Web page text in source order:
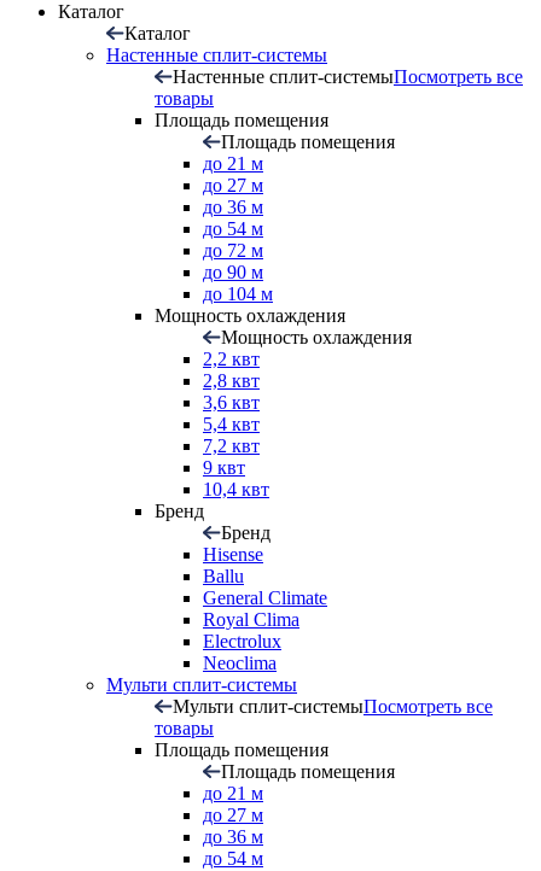
Каталог
Каталог
Настенные сплит-системы
Настенные сплит-системыПосмотреть все
товары
Площадь помещения
Площадь помещения
до 21 м
до 27 м
до 36 м
до 54 м
до 72 м
до 90 м
до 104 м
Мощность охлаждения
Мощность охлаждения
2,2 квт
2,8 квт
3,6 квт
5,4 квт
7,2 квт
9 квт
10,4 квт
Бренд
Бренд
Hisense
Ballu
General Climate
Royal Clima
Electrolux
Neoclima
Мульти сплит-системы
Мульти сплит-системыПосмотреть все
товары
Площадь помещения
Площадь помещения
до 21 м
до 27 м
до 36 м
до 54 м